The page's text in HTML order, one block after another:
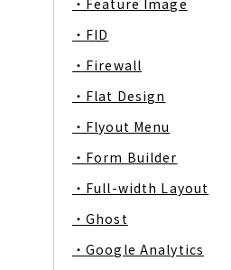
・Feature Image
・FID
・Firewall
・Flat Design
・Flyout Menu
・Form Builder
・Full-width Layout
・Ghost
・Google Analytics